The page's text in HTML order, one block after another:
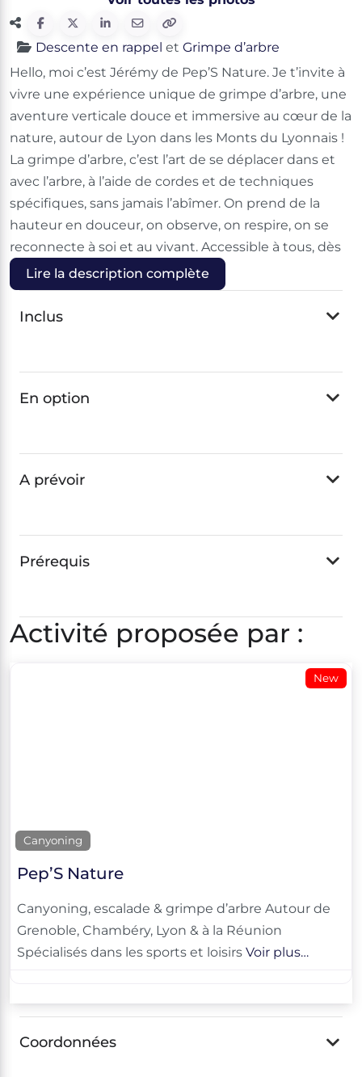
Descente en rappel et Grimpe d’arbre
Hello, moi c’est Jérémy de Pep’S Nature. Je t’invite à
vivre une expérience unique de grimpe d’arbre, une
aventure verticale douce et immersive au cœur de la
nature, autour de Lyon dans les Monts du Lyonnais !
La grimpe d’arbre, c’est l’art de se déplacer dans et
avec l’arbre, à l’aide de cordes et de techniques
spécifiques, sans jamais l’abîmer. On prend de la
hauteur en douceur, on observe, on respire, on se
reconnecte à soi et au vivant. Accessible à tous, dès
Lire la description complète
Inclus
En option
A prévoir
Prérequis
Activité proposée par :
New
Canyoning
Pep’S Nature
Canyoning, escalade & grimpe d’arbre Autour de
Grenoble, Chambéry, Lyon & à la Réunion
Spécialisés dans les sports et loisirs Voir plus…
Coordonnées